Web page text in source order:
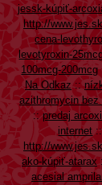
jessk-kúpiť-
http://
cena-
levotyroxin-
100mcg-200mcg
Na Odkaz::
azithromycin bez
::predaj
internet ::
http://
ako-kúpiť-atarax
acesial